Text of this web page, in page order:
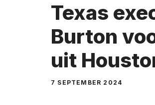
Texas
Burton
uit
7 SEPTEMBER 2024